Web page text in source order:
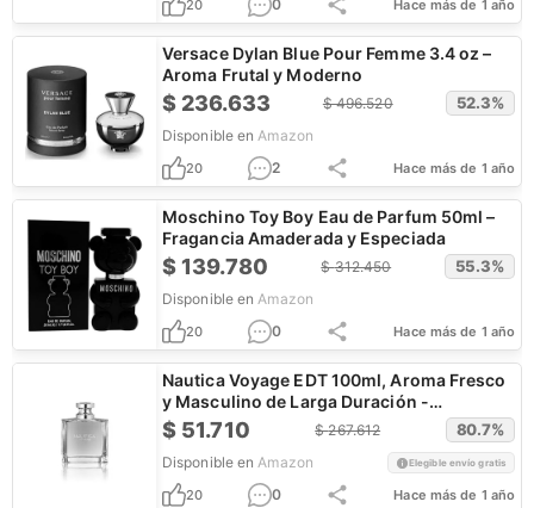
20 0 Hace más de 1 año
Versace Dylan Blue Pour Femme 3.4 oz –
Aroma Frutal y Moderno
$ 236.633 $496.520 52.3%
Disponible en Amazon
20 2 Hace más de 1 año
Moschino Toy Boy Eau de Parfum 50ml –
Fragancia Amaderada y Especiada
$139.780 $312.450 55.3%
Disponible en Amazon
20 0 Hace más de 1 año
Nautica Voyage EDT 100ml, Aroma Fresco
y Masculino de Larga Duración -
¡Exclusivo con Casillero!
$ 51.710 $267.612 80.7%
Disponible en Amazon Elegible envío gratis
20 0 Hace más de 1 año